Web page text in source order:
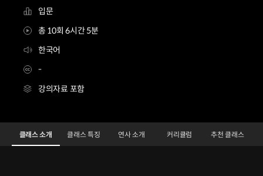
입문
총 10회 6시간 5분
한국어
-
강의자료 포함
비비드제이대표 지선향 Details
Configuration Information Shortcuts
클래스 소개 클래스 특징 연사 소개 커리큘럼 추천 클래스